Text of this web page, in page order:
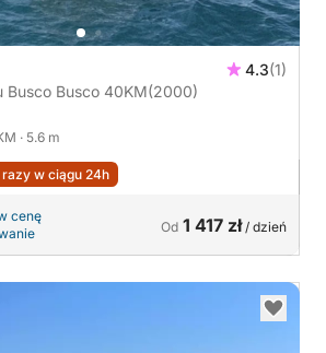
4.3(1)
Łódź bez patentu Busco Busco 40KM(2000)
· 5.6 m
w ciągu 24h
cenę
Od 1 417 zł/ dzień